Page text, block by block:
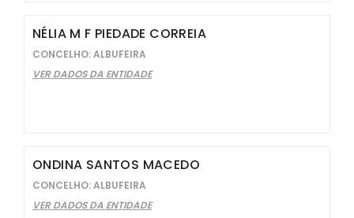
NÉLIA M F PIEDADE CORREIA
CONCELHO: ALBUFEIRA
VER DADOS DA ENTIDADE
ONDINA SANTOS MACEDO
CONCELHO: ALBUFEIRA
VER DADOS DA ENTIDADE